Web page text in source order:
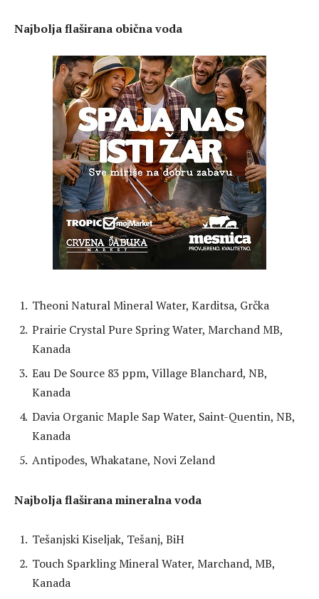
Najbolja flaširana obična voda
Theoni Natural Mineral Water, Karditsa, Grčka
Prairie Crystal Pure Spring Water, Marchand MB,
Kanada
Eau De Source 83 ppm, Village Blanchard, NB,
Kanada
Davia Organic Maple Sap Water, Saint-Quentin, NB,
Kanada
Antipodes, Whakatane, Novi Zeland
Najbolja flaširana mineralna voda
Tešanjski Kiseljak, Tešanj, BiH
Touch Sparkling Mineral Water, Marchand, MB,
Kanada